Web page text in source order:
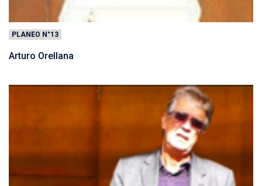
PLANEO N°13
Arturo Orellana